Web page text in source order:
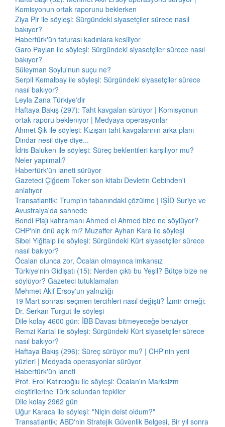
Komisyonun ortak raporunu beklerken
Ziya Pir ile söyleşi: Sürgündeki siyasetçiler sürece nasıl
bakıyor?
Habertürk'ün faturası kadınlara kesiliyor
Garo Paylan ile söyleşi: Sürgündeki siyasetçiler sürece nasıl
bakıyor?
Süleyman Soylu'nun suçu ne?
Serpil Kemalbay ile söyleşi: Sürgündeki siyasetçiler sürece
nasıl bakıyor?
Leyla Zana Türkiye'dir
Haftaya Bakış (297): Taht kavgaları sürüyor | Komisyonun
ortak raporu bekleniyor | Medyaya operasyonlar
Ahmet Şık ile söyleşi: Kızışan taht kavgalarının arka planı
Dindar nesil diye diye...
İdris Baluken ile söyleşi: Süreç beklentileri karşılıyor mu?
Neler yapılmalı?
Habertürk'ün laneti sürüyor
Gazeteci Çiğdem Toker son kitabı Devletin Cebinden'i
anlatıyor
Transatlantik: Trump'ın tabanındaki çözülme | IŞİD Suriye ve
Avustralya'da sahnede
Bondi Plajı kahramanı Ahmed el Ahmed bize ne söylüyor?
CHP'nin önü açık mı? Muzaffer Ayhan Kara ile söyleşi
Sibel Yiğitalp ile söyleşi: Sürgündeki Kürt siyasetçiler sürece
nasıl bakıyor?
Öcalan olunca zor, Öcalan olmayınca imkansız
Türkiye'nin Gidişatı (15): Nerden çıktı bu Yeşil? Bütçe bize ne
söylüyor? Gazeteci tutuklamaları
Mehmet Akif Ersoy'un yalnızlığı
19 Mart sonrası seçmen tercihleri nasıl değişti? İzmir örneği:
Dr. Serkan Turgut ile söyleşi
Dile kolay 4600 gün: İBB Davası bitmeyeceğe benziyor
Remzi Kartal ile söyleşi: Sürgündeki Kürt siyasetçiler sürece
nasıl bakıyor?
Haftaya Bakış (296): Süreç sürüyor mu? | CHP'nin yeni
yüzleri | Medyada operasyonlar sürüyor
Habertürk'ün laneti
Prof. Erol Katırcıoğlu ile söyleşi: Öcalan'ın Marksizm
eleştirilerine Türk solundan tepkiler
Dile kolay 2962 gün
Uğur Karaca ile söyleşi: "Niçin deist oldum?"
Transatlantik: ABD'nin Stratejik Güvenlik Belgesi, Bir yıl sonra